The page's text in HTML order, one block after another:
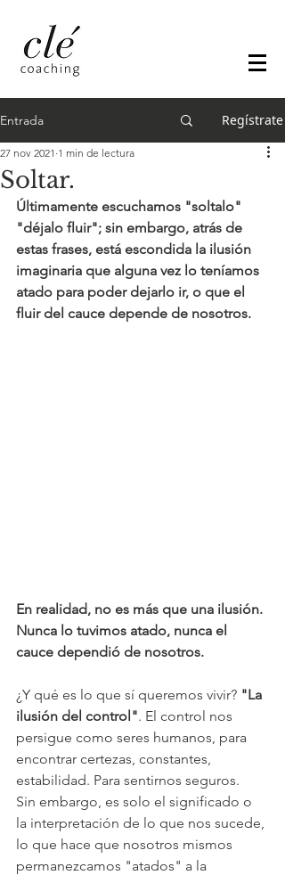
Entrada Regístrate
Soltar.
27 nov 2021 1 min de lectura
Últimamente escuchamos "soltalo"
"déjalo fluir"; sin embargo, atrás de
estas frases, está escondida la ilusión
imaginaria que alguna vez lo teníamos
atado para poder dejarlo ir, o que el
fluir del cauce depende de nosotros.
En realidad, no es más que una ilusión.
Nunca lo tuvimos atado, nunca el
cauce dependió de nosotros.
¿Y qué es lo que sí queremos vivir? "La
ilusión del control". El control nos
persigue como seres humanos, para
encontrar certezas, constantes,
estabilidad. Para sentirnos seguros.
Sin embargo, es solo el significado o
la interpretación de lo que nos sucede,
lo que hace que nosotros mismos
permanezcamos "atados" a la